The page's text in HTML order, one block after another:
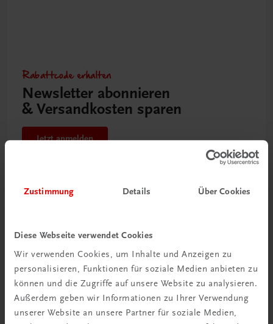
Zustimmung Details Über Cookies
Diese Webseite verwendet Cookies
Wir verwenden Cookies, um Inhalte und Anzeigen zu
personalisieren, Funktionen für soziale Medien anbieten zu
können und die Zugriffe auf unsere Website zu analysieren.
Außerdem geben wir Informationen zu Ihrer Verwendung
unserer Website an unsere Partner für soziale Medien,
Rabattcode erhalten
Newsletter abonnieren
& Versandkosten sparen
Jetzt anmelden